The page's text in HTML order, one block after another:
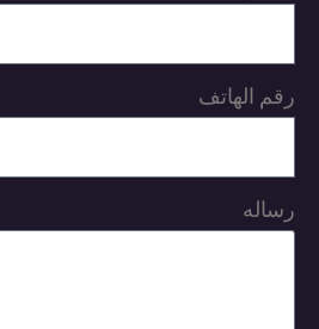
رقم الهاتف
رساله